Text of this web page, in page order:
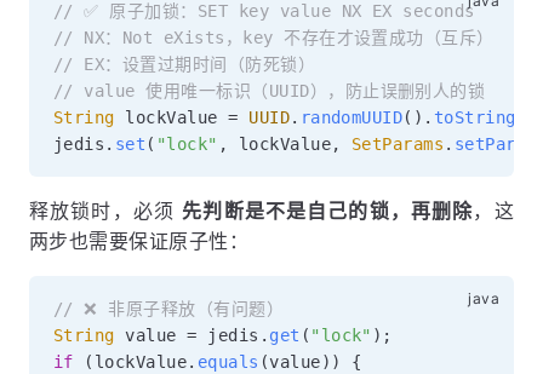
// ✅ 原子加锁：SET key value NX EX seconds
// NX：Not eXists，key 不存在才设置成功（互斥）
// EX：设置过期时间（防死锁）
// value 使用唯一标识（UUID），防止误删别人的锁
String lockValue = UUID. randomUUID( ) . toString
jedis . set ( "lock" , lockValue, SetParams .
释放锁时，必须 先判断是不是自己的锁，再删除，这
两步也需要保证原子性：
// ❌ 非原子释放（有问题）
String value = jedis . get ( "lock" ) ;
if
( lockValue. equals (value) )
{